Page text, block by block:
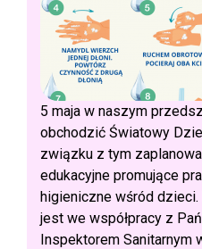
5 maja w naszym
obchodzić Światowy
związku z tym
edukacyjne promujące
higieniczne wśród
jest we współpracy z
Inspektorem Sanitarnym